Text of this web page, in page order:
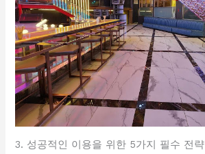
3. 성공적인 이용을 위한 5가지 필수 전략